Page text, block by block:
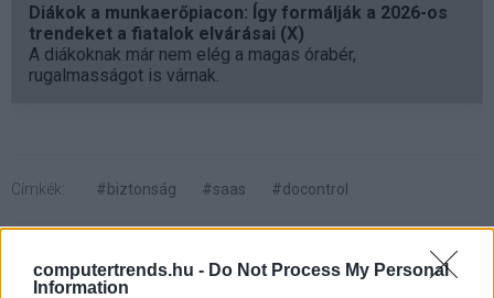
computertrends.hu - Do Not Process My Personal
Information
Diákok a munkaerőpiacon: Így formálják a 2026-os
trendeket a fiatalok elvárásai (X)
A diákoknak már nem elég a magas órabér,
rugalmasságot is várnak.
Címkék: #biztonság #saas #docontrol